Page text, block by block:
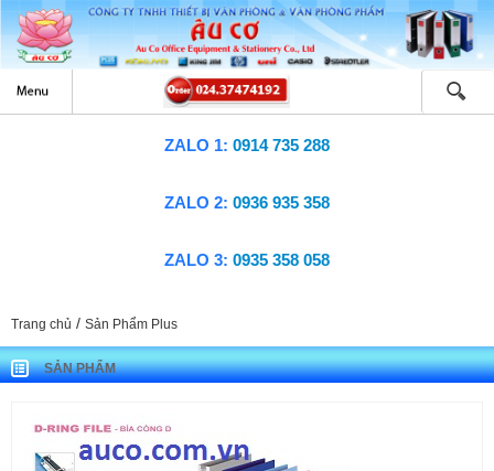
ZALO 1: 0914 735 288
ZALO 2: 0936 935 358
ZALO 3: 0935 358 058
Trang chủ / Sản Phẩm Plus
SẢN PHẨM